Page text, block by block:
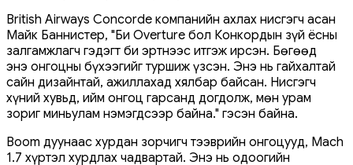
British Airways Concorde компанийн ахлах нисгэгч асан
Майк Баннистер, "Би Overture бол Конкордын зүй ёсны
залгамжлагч гэдэгт би эртнээс итгэж ирсэн. Бөгөөд
энэ онгоцны бүхээгийг туршиж үзсэн. Энэ нь гайхалтай
сайн дизайнтай, ажиллахад хялбар байсан. Нисгэгч
хүний хувьд, ийм онгоц гарсанд догдолж, мөн урам
зориг миньулам нэмэгдсээр байна." гэсэн байна.
Boom дуунаас хурдан зорчигч тээврийн онгоцууд, Mach
1.7 хүртэл хурдлах чадвартай. Энэ нь одоогийн